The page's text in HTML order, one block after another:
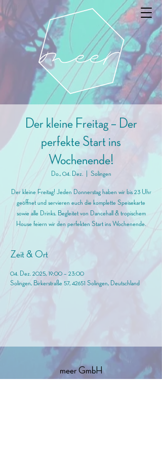
Der kleine Freitag – Der
perfekte Start ins
Wochenende!
Do., 04. Dez.
  |
Solingen
Der kleine Freitag! Jeden Donnerstag haben wir bis 23 Uhr
geöffnet und servieren euch die komplette Speisekarte
sowie alle Drinks. Begleitet von Dancehall & tropischem
House feiern wir den perfekten Start ins Wochenende.
Zeit & Ort
04. Dez. 2025, 19:00 – 23:00
Solingen, Birkerstraße 57, 42651 Solingen, Deutschland
meer GmbH